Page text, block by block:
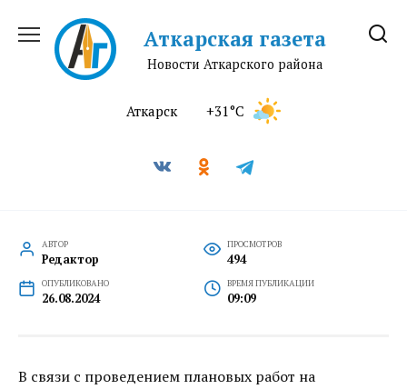
содержанию
Аткарская газета
Новости Аткарского района
Аткарск +31°C
АВТОР
Редактор
ПРОСМОТРОВ
494
ОПУБЛИКОВАНО
26.08.2024
ВРЕМЯ ПУБЛИКАЦИИ
09:09
В связи с проведением плановых работ на